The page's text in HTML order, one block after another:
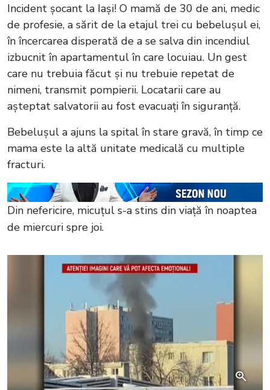
Incident șocant la Iași! O mamă de 30 de ani, medic
de profesie, a sărit de la etajul trei cu bebelușul ei,
în încercarea disperată de a se salva din incendiul
izbucnit în apartamentul în care locuiau. Un gest
care nu trebuia făcut și nu trebuie repetat de
nimeni, transmit pompierii. Locatarii care au
așteptat salvatorii au fost evacuați în siguranță.
Bebelușul a ajuns la spital în stare gravă, în timp ce
mama este la altă unitate medicală cu multiple
fracturi.
Din nefericire, micuțul s-a stins din viață în noaptea
de miercuri spre joi.